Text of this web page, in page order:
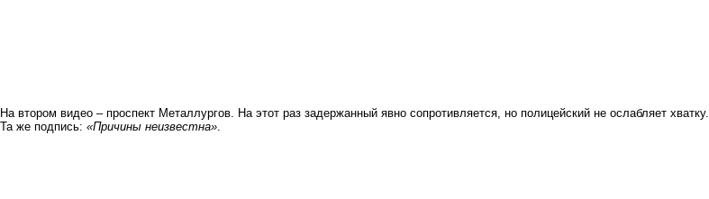
На втором видео – проспект Металлургов. На этот раз задержанный явно сопротивляется, но полицейский не ослабляет хватку.
Та же подпись: «Причины неизвестна».